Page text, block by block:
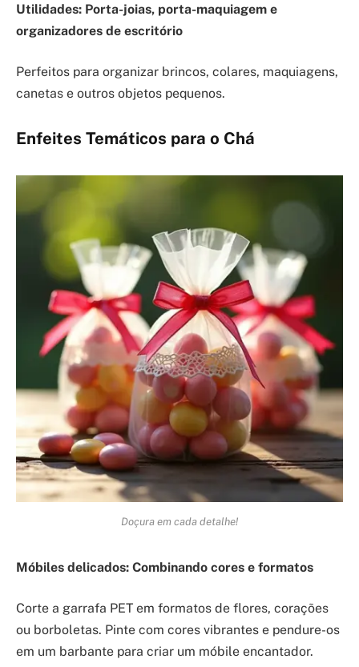
Utilidades: Porta-joias, porta-maquiagem e
organizadores de escritório
Perfeitos para organizar brincos, colares, maquiagens,
canetas e outros objetos pequenos.
Enfeites Temáticos para o Chá
Doçura em cada detalhe!
Móbiles delicados: Combinando cores e formatos
Corte a garrafa PET em formatos de flores, corações
ou borboletas. Pinte com cores vibrantes e pendure-os
em um barbante para criar um móbile encantador.